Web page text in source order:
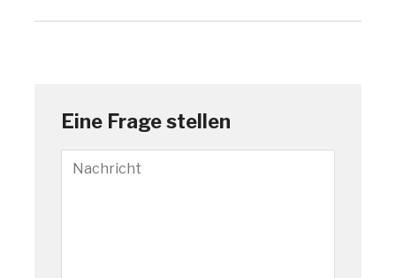
Eine Frage stellen